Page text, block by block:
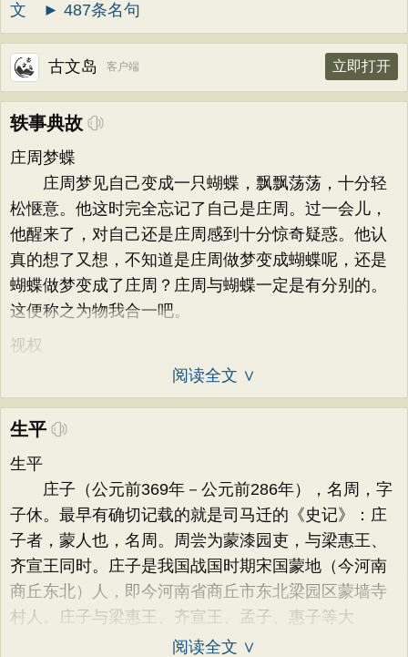
文
► 487条名句
古文岛 客户端 立即打开
轶事典故
庄周梦蝶
庄周梦见自己变成一只蝴蝶，飘飘荡荡，十分轻
松惬意。他这时完全忘记了自己是庄周。过一会儿，
他醒来了，对自己还是庄周感到十分惊奇疑惑。他认
真的想了又想，不知道是庄周做梦变成蝴蝶呢，还是
蝴蝶做梦变成了庄周？庄周与蝴蝶一定是有分别的。
这便称之为物我合一吧。
视权
阅读全文 ∨
生平
生平
庄子（公元前369年－公元前286年），名周，字
子休。最早有确切记载的就是司马迁的《史记》：庄
子者，蒙人也，名周。周尝为蒙漆园吏，与梁惠王、
齐宣王同时。庄子是我国战国时期宋国蒙地（今河南
商丘东北）人，即今河南省商丘市东北梁园区蒙墙寺
村人。庄子与梁惠王、齐宣王、孟子、惠子等大
阅读全文 ∨